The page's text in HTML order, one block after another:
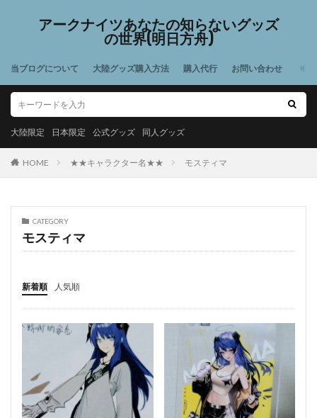
アークナイツあなたの知らないグッズ
の世界(明日方舟)
当ブログについて 大陸グッズ購入方法 購入代行 お問い合わせ
大陸限定 日本限定 公式グッズ 同人グッズ
HOME ★★キャラクター名★★ モスティマ
CATEGORY
モスティマ
新着順 人気順